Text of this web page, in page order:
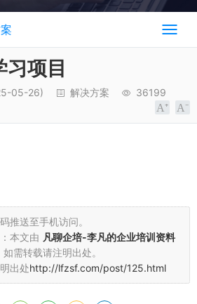
项目
05-26) 解决方案
36199
推送至手机访问。
本文由 凡聊企培-李凡的企业培训资料
如需转载请注明出处。
出处http://lfzsf.com/post/125.html